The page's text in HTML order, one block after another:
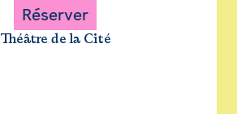
Réserver
Théâtre de la Cité